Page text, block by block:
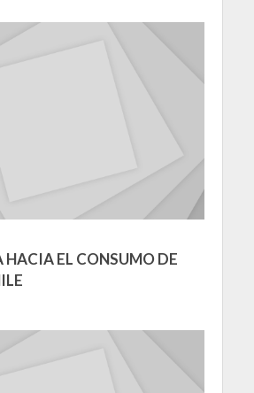
EL CONSUMO DE